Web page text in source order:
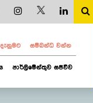
දැනුමට සම්බන්ධ වන්න
පාර්ලිමේන්තුව සජීවීව